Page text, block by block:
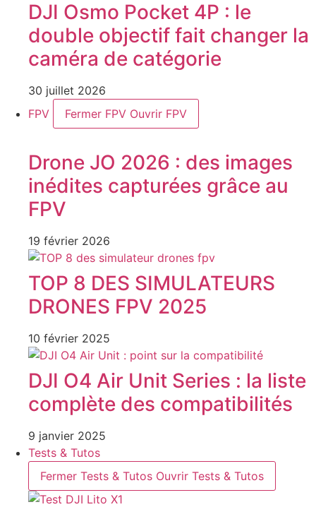
DJI Osmo Pocket 4P : le
double objectif fait changer la
caméra de catégorie
30 juillet 2026
FPV
Fermer FPV Ouvrir FPV
Drone JO 2026 : des images
inédites capturées grâce au
FPV
19 février 2026
TOP 8 DES SIMULATEURS
DRONES FPV 2025
10 février 2025
DJI O4 Air Unit Series : la liste
complète des compatibilités
9 janvier 2025
Tests & Tutos
Fermer Tests & Tutos Ouvrir Tests & Tutos